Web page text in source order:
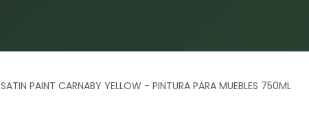
SATIN PAINT CARNABY YELLOW - PINTURA PARA MUEBLES 750ML